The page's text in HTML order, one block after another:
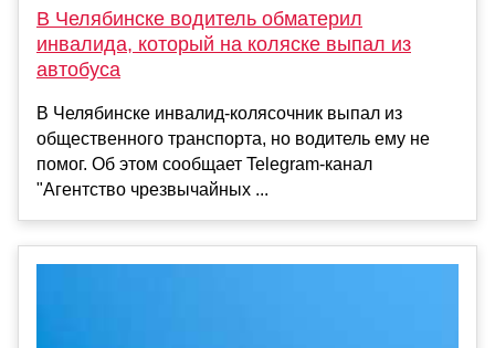
В Челябинске водитель обматерил
инвалида, который на коляске выпал из
автобуса
В Челябинске инвалид-колясочник выпал из
общественного транспорта, но водитель ему не
помог. Об этом сообщает Telegram-канал
"Агентство чрезвычайных ...